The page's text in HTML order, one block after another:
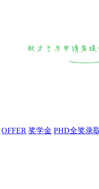
OFFER 奖学金 PHD全奖录